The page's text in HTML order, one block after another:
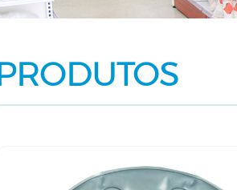
PRODUTOS